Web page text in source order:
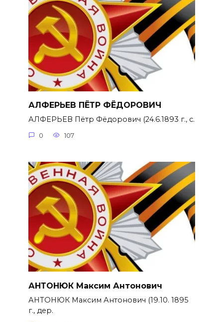
АЛФЕРЬЕВ ПЁТР ФЁДОРОВИЧ
АЛФЕРЬЕВ Пётр Фёдорович (24.6.1893 г., с.
0 107
АНТОНЮК Максим Антонович
АНТОНЮК Максим Антонович (19.10. 1895
г., дер.